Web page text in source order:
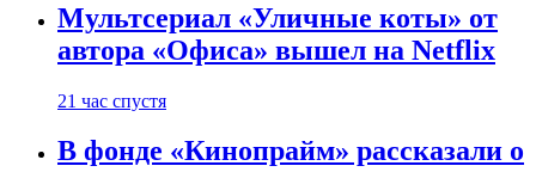
Мультсериал «Уличные коты» от
автора «Офиса» вышел на Netflix
21 час спустя
В фонде «Кинопрайм» рассказали о